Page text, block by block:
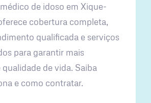
de idoso em Xique-
cobertura completa,
qualificada e serviços
para garantir mais
qualidade de vida. Saiba
e como contratar.